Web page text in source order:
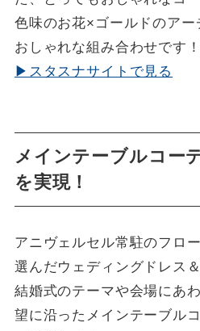
色味のお花×ゴールドのア
おしゃれな組み合わせです！
▶スタスナサイトで見る
メインテーブルコー
を実現！
アニヴェルセル常駐のフロ
選んだウェディングドレス
結婚式のテーマや会場にあ
望に沿ったメインテーブル